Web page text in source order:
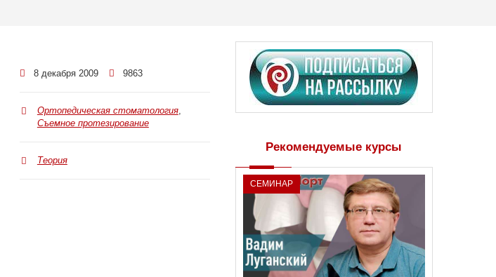
8 декабря 2009 9863
Ортопедическая стоматология,
Съемное протезирование
Теория
Рекомендуемые курсы
СЕМИНАР